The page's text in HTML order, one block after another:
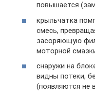
повышается
крыльчатка
смесь,
засоряющую
моторной
снаружи на
видны потеки,
(появляются не